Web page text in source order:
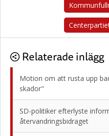
Relaterade inlägg
Motion om att rusta upp
skador"
SD-politiker efterlyste
återvandringsbidraget